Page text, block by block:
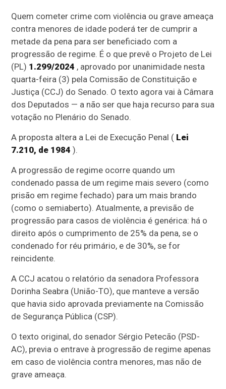
Quem cometer crime com violência ou grave ameaça
contra menores de idade poderá ter de cumprir a
metade da pena para ser beneficiado com a
progressão de regime. É o que prevê o Projeto de Lei
(PL) 1.299/2024 , aprovado por unanimidade nesta
quarta-feira (3) pela Comissão de Constituição e
Justiça (CCJ) do Senado. O texto agora vai à Câmara
dos Deputados — a não ser que haja recurso para sua
votação no Plenário do Senado.
A proposta altera a Lei de Execução Penal ( Lei
7.210, de 1984 ).
A progressão de regime ocorre quando um
condenado passa de um regime mais severo (como
prisão em regime fechado) para um mais brando
(como o semiaberto). Atualmente, a previsão de
progressão para casos de violência é genérica: há o
direito após o cumprimento de 25% da pena, se o
condenado for réu primário, e de 30%, se for
reincidente.
A CCJ acatou o relatório da senadora Professora
Dorinha Seabra (União-TO), que manteve a versão
que havia sido aprovada previamente na Comissão
de Segurança Pública (CSP).
O texto original, do senador Sérgio Petecão (PSD-
AC), previa o entrave à progressão de regime apenas
em caso de violência contra menores, mas não de
grave ameaça.